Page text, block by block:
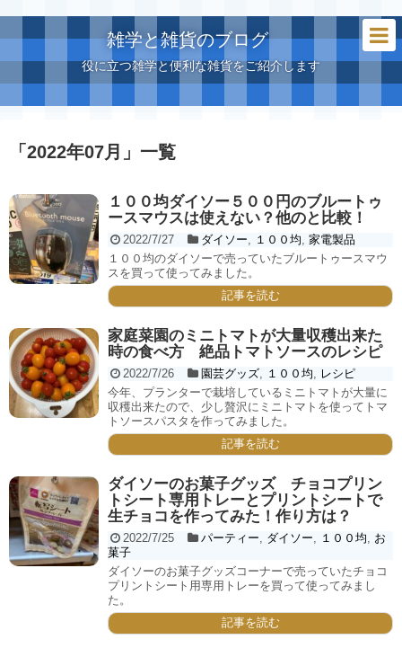
雑学と雑貨のブログ
役に立つ雑学と便利な雑貨をご紹介します
「 2022年07月 」 一覧
１００均ダイソー５００円のブルートゥ
ースマウスは使えない？他のと比較！
2022/7/27 ダイソー １００均 家電製品
１００均のダイソーで売っていたブルートゥースマウ
スを買って使ってみました。
記事を読む
家庭菜園のミニトマトが大量収穫出来た
時の食べ方 絶品トマトソースのレシピ
2022/7/26 園芸グッズ, １００均
レシピ
今年、プランターで栽培しているミニトマトが大量に
収穫出来たので、少し贅沢にミニトマトを使ってトマ
トソースパスタを作ってみました。
記事を読む
ダイソーのお菓子グッズ チョコプリン
トシート専用トレーとプリントシートで
生チョコを作ってみた！作り方は？
2022/7/25 パーティー ダイソー １００均
お
菓子
ダイソーのお菓子グッズコーナーで売っていたチョコ
プリントシート用専用トレーを買って使ってみまし
た。
記事を読む